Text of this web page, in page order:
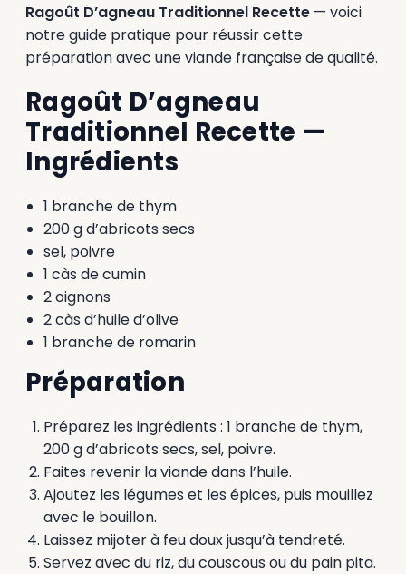
Ragoût D’agneau Traditionnel Recette — voici
notre guide pratique pour réussir cette
préparation avec une viande française de qualité.
Ragoût D’agneau
Traditionnel Recette —
Ingrédients
1 branche de thym
200 g d’abricots secs
sel, poivre
1 càs de cumin
2 oignons
2 càs d’huile d’olive
1 branche de romarin
Préparation
Préparez les ingrédients : 1 branche de thym,
200 g d’abricots secs, sel, poivre.
Faites revenir la viande dans l’huile.
Ajoutez les légumes et les épices, puis mouillez
avec le bouillon.
Laissez mijoter à feu doux jusqu’à tendreté.
Servez avec du riz, du couscous ou du pain pita.